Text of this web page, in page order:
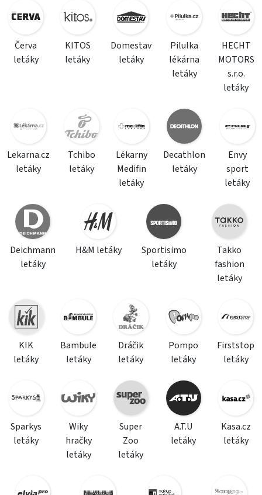
Červa
letáky
KITOS
letáky
Domestav
letáky
Pilulka
lékárna
letáky
HECHT
MOTORS
s.r.o.
letáky
Lekarna.cz
letáky
Tchibo
letáky
Lékarny
Medifin
letáky
Decathlon
letáky
Envy
sport
letáky
Deichmann
letáky
H&M letáky
Sportisimo
letáky
Takko
fashion
letáky
KIK
letáky
Bambule
letáky
Dráčik
letáky
Pompo
letáky
Firststop
letáky
Sparkys
letáky
Wiky
hračky
letáky
Super
Zoo
letáky
A.T.U
letáky
Kasa.cz
letáky